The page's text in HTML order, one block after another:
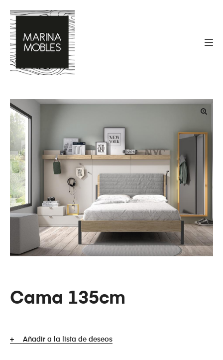
Cama 135cm
Añadir a la lista de deseos